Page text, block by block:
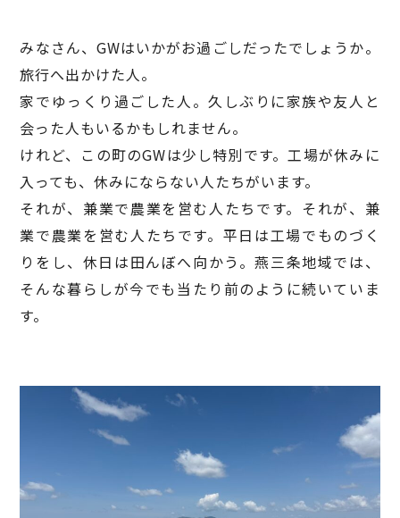
みなさん、GWはいかがお過ごしだったでしょうか。
旅行へ出かけた人。
家でゆっくり過ごした人。久しぶりに家族や友人と
会った人もいるかもしれません。
けれど、この町のGWは少し特別です。工場が休みに
入っても、休みにならない人たちがいます。
それが、兼業で農業を営む人たちです。それが、兼
業で農業を営む人たちです。平日は工場でものづく
りをし、休日は田んぼへ向かう。燕三条地域では、
そんな暮らしが今でも当たり前のように続いていま
す。